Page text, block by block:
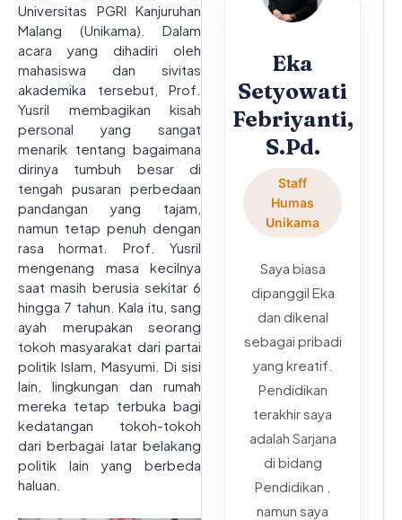
Universitas PGRI Kanjuruhan
Malang (Unikama). Dalam
acara yang dihadiri oleh
mahasiswa dan sivitas
akademika tersebut, Prof.
Yusril membagikan kisah
personal yang sangat
menarik tentang bagaimana
dirinya tumbuh besar di
tengah pusaran perbedaan
pandangan yang tajam,
namun tetap penuh dengan
rasa hormat. Prof. Yusril
mengenang masa kecilnya
saat masih berusia sekitar 6
hingga 7 tahun. Kala itu, sang
ayah merupakan seorang
tokoh masyarakat dari partai
politik Islam, Masyumi. Di sisi
lain, lingkungan dan rumah
mereka tetap terbuka bagi
kedatangan tokoh-tokoh
dari berbagai latar belakang
politik lain yang berbeda
haluan.
Eka
Setyowati
Febriyanti,
S.Pd.
Staff
Humas
Unikama
Saya biasa
dipanggil Eka
dan dikenal
sebagai pribadi
yang kreatif.
Pendidikan
terakhir saya
adalah Sarjana
di bidang
Pendidikan ,
namun saya